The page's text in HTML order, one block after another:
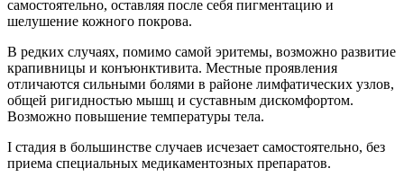
самостоятельно, оставляя после себя пигментацию и
шелушение кожного покрова.
В редких случаях, помимо самой эритемы, возможно развитие
крапивницы и конъюнктивита. Местные проявления
отличаются сильными болями в районе лимфатических узлов,
общей ригидностью мышц и суставным дискомфортом.
Возможно повышение температуры тела.
I стадия в большинстве случаев исчезает самостоятельно, без
приема специальных медикаментозных препаратов.